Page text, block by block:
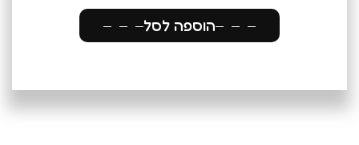
הוספה לסל